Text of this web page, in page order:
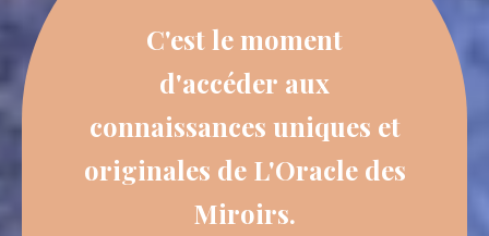
C'est le moment
d'accéder aux
connaissances uniques et
originales de L'Oracle des
Miroirs.